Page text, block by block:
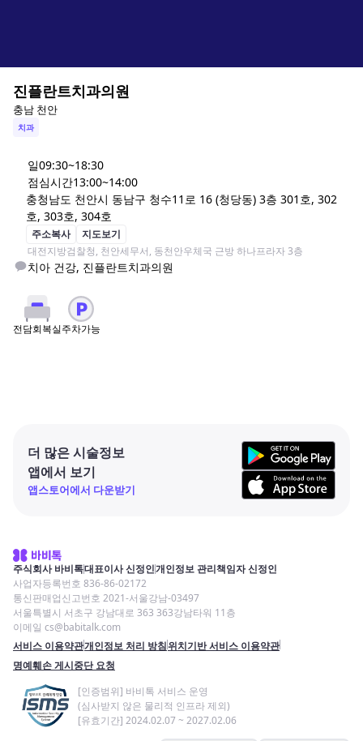
진플란트치과의원
충남 천안
치과
일09:30~18:30
점심시간13:00~14:00
충청남도 천안시 동남구 청수11로 16 (청당동) 3층 301호, 302
호, 303호, 304호
주소복사
지도보기
대전지방검찰청, 천안세무서, 동천안우체국 근방 하나프라자 3층
치아 건강, 진플란트치과의원
전담회복실주차가능
더 많은 시술정보
앱에서 보기
앱스토어에서 다운받기
주식회사 바비톡대표이사 신정인개인정보 관리책임자 신정인
사업자등록번호 836-86-02172
통신판매업신고번호 2021-서울강남-03497
서울특별시 서초구 강남대로 363 363강남타워 11층
이메일 cs@babitalk.com
서비스 이용약관개인정보 처리 방침위치기반 서비스 이용약관
명예훼손 게시중단 요청
[인증범위] 바비톡 서비스 운영
(심사받지 않은 물리적 인프라 제외)
[유효기간] 2024.02.07 ~ 2027.02.06